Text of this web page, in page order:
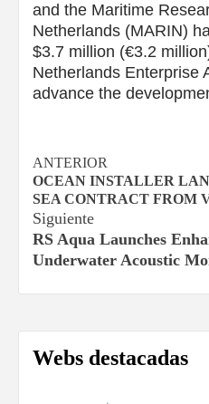
and the Maritime
Netherlands (MARIN)
$3.7 million (€3.2
Netherlands Enterprise
advance the
Navegación
de
entradas
ANTERIOR
OCEAN INSTALLER
SEA CONTRACT FROM
Siguiente
RS Aqua Launches
Underwater Acoustic
Webs destacadas